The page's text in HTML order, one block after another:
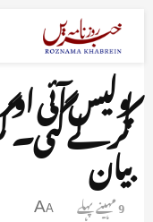
پولیس آئی
کر لے گئی۔
بیان
9 مہینے پہلے A
A